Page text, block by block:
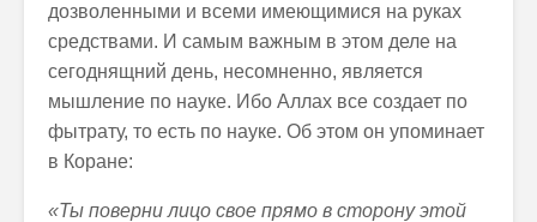
дозволенными и всеми имеющимися на руках
средствами. И самым важным в этом деле на
сегоднящний день, несомненно, является
мышление по науке. Ибо Аллах все создает по
фытрату, то есть по науке. Об этом он упоминает
в Коране:
«Ты поверни лицо свое прямо в сторону этой